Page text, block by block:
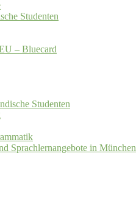
Studenten
– Bluecard
Studenten
Sprachlernangebote in München